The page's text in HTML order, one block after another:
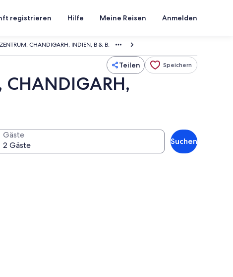
registrieren Hilfe Meine Reisen Anmelden
CHANDIGARH, INDIEN, B & B.
Teilen Speichern
CHANDIGARH,
Gäste
Suchen